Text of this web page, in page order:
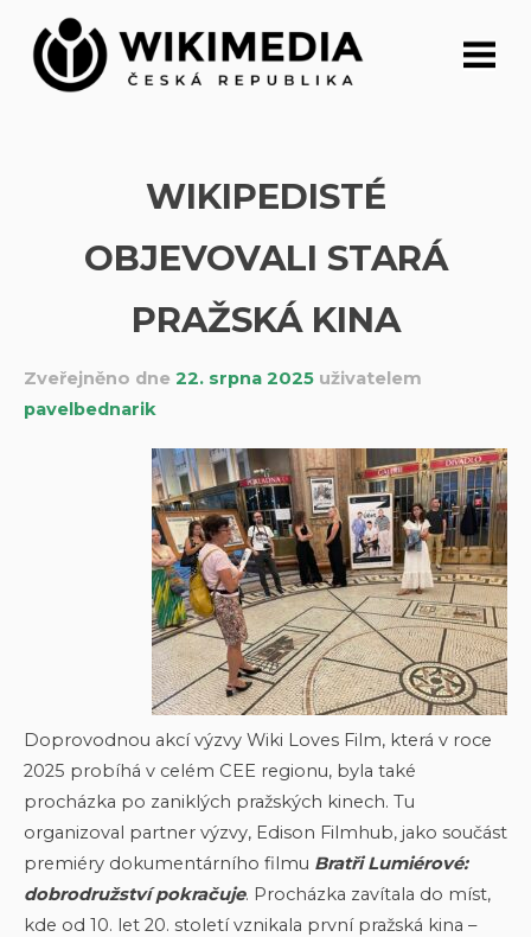
Přeskočit
obsah
WIKIPEDISTÉ
OBJEVOVALI STARÁ
PRAŽSKÁ KINA
Zveřejněno dne 22. srpna 2025 uživatelem
pavelbednarik
Doprovodnou akcí výzvy Wiki Loves Film, která v roce
2025 probíhá v celém CEE regionu, byla také
procházka po zaniklých pražských kinech. Tu
organizoval partner výzvy, Edison Filmhub, jako součást
premiéry dokumentárního filmu Bratři Lumiérové:
dobrodružství pokračuje. Procházka zavítala do míst,
kde od 10. let 20. století vznikala první pražská kina –